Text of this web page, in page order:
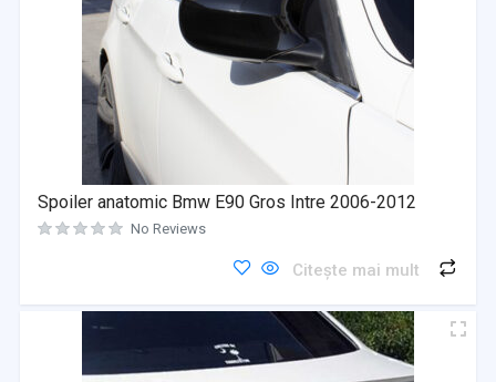
Spoiler anatomic Bmw E90 Gros Intre 2006-2012
No Reviews
Citește mai mult